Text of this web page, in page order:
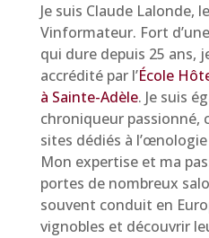
Je suis Claude Lalonde,
Vinformateur. Fort
qui dure depuis 25 ans,
accrédité par l’École
à Sainte-Adèle. Je suis
chroniqueur passionné,
sites dédiés à
Mon expertise et ma
portes de nombreux
souvent conduit en
vignobles et découvrir